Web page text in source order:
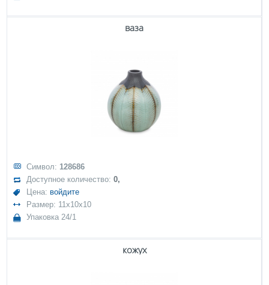
ваза
Символ: 128686
Доступное количество:0,
Цена: войдите
Размер: 11x10x10
Упаковка 24/1
кожух